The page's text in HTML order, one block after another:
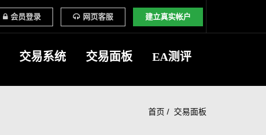
会员登录 网页客服 建立真实帐户
交易系统 交易面板 EA测评
首页 交易面板